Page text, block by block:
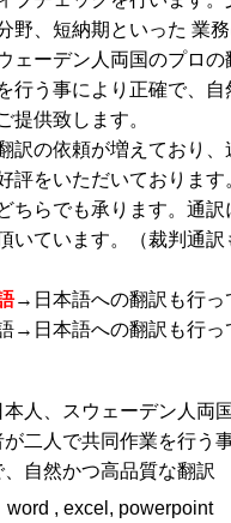
野、短納期といった 業務
ェーデン人両国のプロの
行う事により正確で、
提供致します。
訳の依頼が増えており、
評をいただいております
ちらでも承ります。通訳
いています。（裁判通訳
→日本語への翻訳も行っ
→日本語への翻訳も行っ
本人、スウェーデン人両
が二人で共同作業を行う
、自然かつ高品質な翻訳
word , excel, powerpoint